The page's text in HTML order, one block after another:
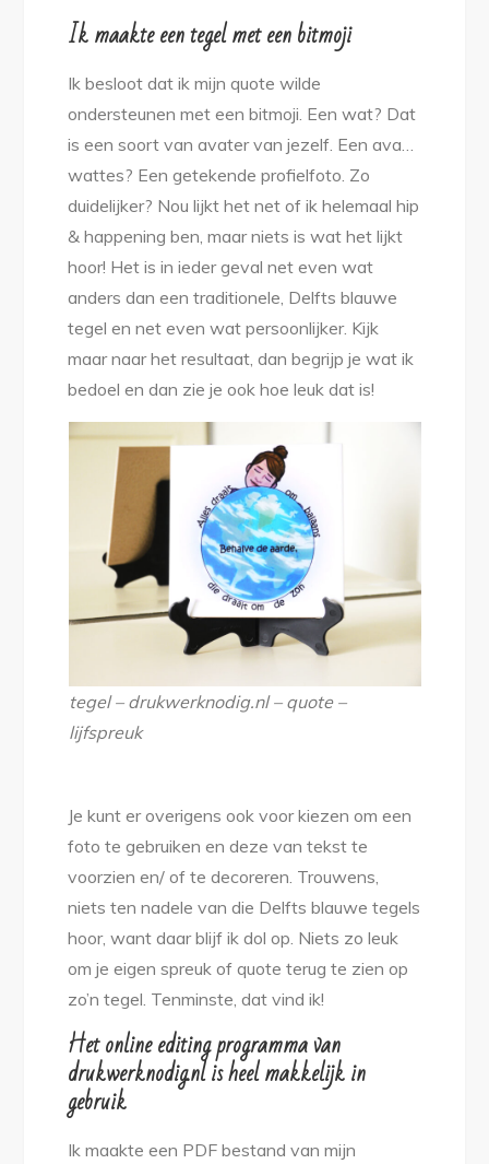
Ik maakte een tegel met een bitmoji
Ik besloot dat ik mijn quote wilde
ondersteunen met een bitmoji. Een wat? Dat
is een soort van avater van jezelf. Een ava…
wattes? Een getekende profielfoto. Zo
duidelijker? Nou lijkt het net of ik helemaal hip
& happening ben, maar niets is wat het lijkt
hoor! Het is in ieder geval net even wat
anders dan een traditionele, Delfts blauwe
tegel en net even wat persoonlijker. Kijk
maar naar het resultaat, dan begrijp je wat ik
bedoel en dan zie je ook hoe leuk dat is!
tegel – drukwerknodig.nl – quote –
lijfspreuk
Je kunt er overigens ook voor kiezen om een
foto te gebruiken en deze van tekst te
voorzien en/ of te decoreren. Trouwens,
niets ten nadele van die Delfts blauwe tegels
hoor, want daar blijf ik dol op. Niets zo leuk
om je eigen spreuk of quote terug te zien op
zo’n tegel. Tenminste, dat vind ik!
Het online editing programma van
drukwerknodig.nl is heel makkelijk in
gebruik
Ik maakte een PDF bestand van mijn